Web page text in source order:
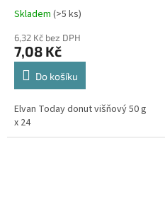
Skladem (>5 ks)
6,32 Kč bez DPH
7,08 Kč
Do košíku
Elvan Today donut višňový 50 g
x 24